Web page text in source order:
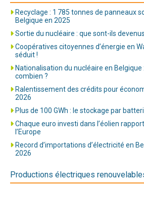
Recyclage : 1 785 tonnes de panneaux
Belgique en 2025
Sortie du nucléaire : que sont-ils
Coopératives citoyennes d’énergie en
séduit !
Nationalisation du nucléaire en Belgique
combien ?
Ralentissement des crédits pour
2026
Plus de 100 GWh : le stockage par
Chaque euro investi dans l’éolien
l’Europe
Record d’importations d’électricité en
2026
Productions électriques